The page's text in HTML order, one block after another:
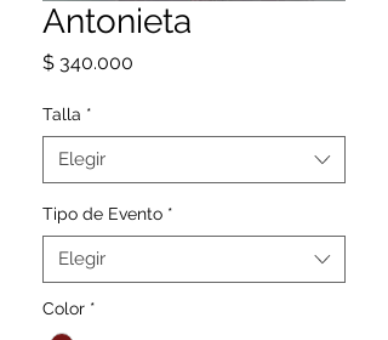
Antonieta
$ 340.000
Talla *
Elegir
Tipo de Evento *
Elegir
Color *